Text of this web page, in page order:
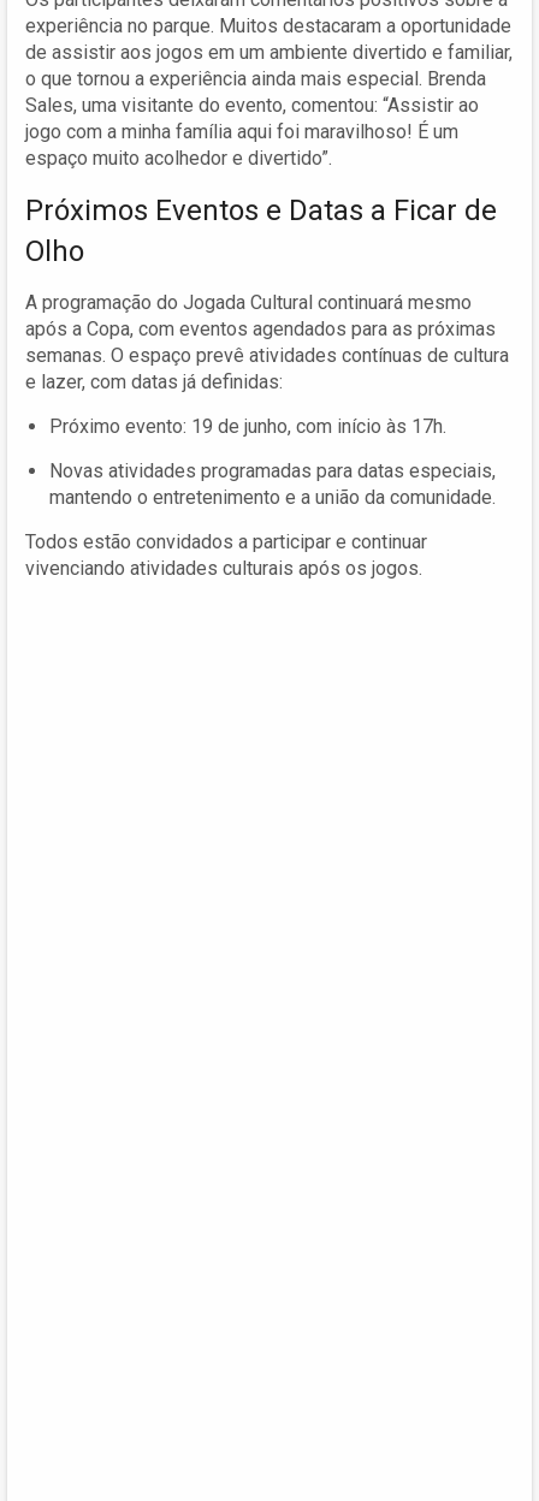
experiência no parque. Muitos destacaram a oportunidade
de assistir aos jogos em um ambiente divertido e familiar,
o que tornou a experiência ainda mais especial. Brenda
Sales, uma visitante do evento, comentou: “Assistir ao
jogo com a minha família aqui foi maravilhoso! É um
espaço muito acolhedor e divertido”.
Próximos Eventos e Datas a Ficar de
Olho
A programação do Jogada Cultural continuará mesmo
após a Copa, com eventos agendados para as próximas
semanas. O espaço prevê atividades contínuas de cultura
e lazer, com datas já definidas:
Próximo evento: 19 de junho, com início às 17h.
Novas atividades programadas para datas especiais,
mantendo o entretenimento e a união da comunidade.
Todos estão convidados a participar e continuar
vivenciando atividades culturais após os jogos.